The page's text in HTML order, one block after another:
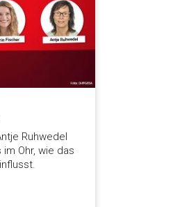
Ruhwedel
Ohr, wie das